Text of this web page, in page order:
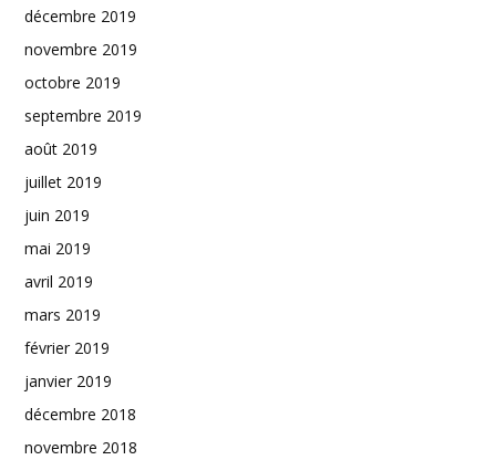
décembre 2019
novembre 2019
octobre 2019
septembre 2019
août 2019
juillet 2019
juin 2019
mai 2019
avril 2019
mars 2019
février 2019
janvier 2019
décembre 2018
novembre 2018